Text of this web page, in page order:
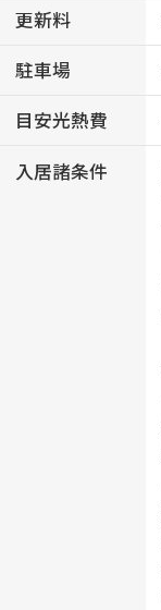
更新料
駐車場
目安光熱費
入居諸条件